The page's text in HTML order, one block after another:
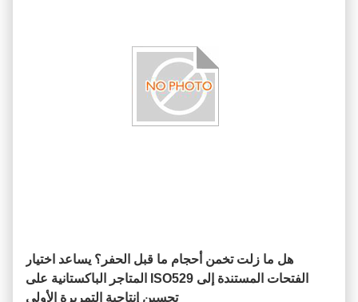
هل ما زلت تخمن أحجام ما قبل الحفر؟ يساعد اختيار
الفتحات المستندة إلى ISO529 المتاجر الباكستانية على
تحسين إنتاجية التمريرة الأولى